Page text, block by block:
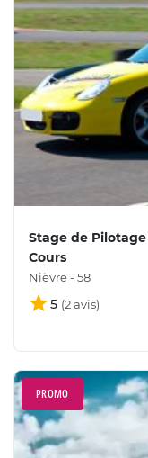
Stage de
Cours
Nièvre - 58
5
PROMO